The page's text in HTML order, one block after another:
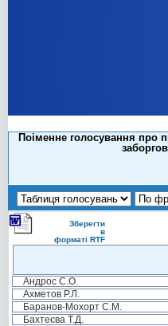
Поіменне голосування про
Зберегти
в
форматі RTF
Андрос С.О.
Ахметов Р.Л.
Баранов-Мохорт С.М.
Бахтеєва Т.Д.